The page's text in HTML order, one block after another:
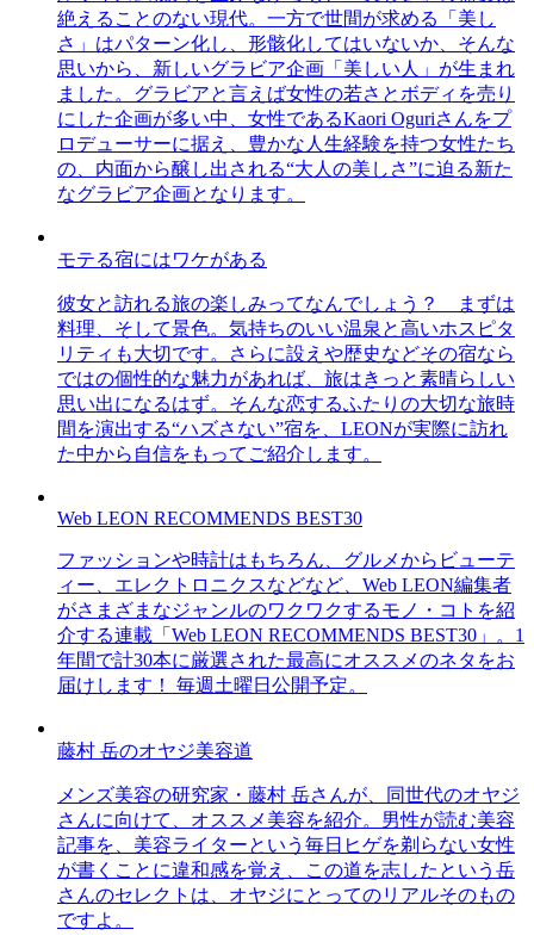
絶えることのない現代。一方で世間が求める「美し
さ」はパターン化し、形骸化してはいないか、そんな
思いから、新しいグラビア企画「美しい人」が生まれ
ました。グラビアと言えば女性の若さとボディを売り
にした企画が多い中、女性であるKaori Oguriさんをプ
ロデューサーに据え、豊かな人生経験を持つ女性たち
の、内面から醸し出される“大人の美しさ”に迫る新た
なグラビア企画となります。
モテる宿にはワケがある
彼女と訪れる旅の楽しみってなんでしょう？ まずは
料理、そして景色。気持ちのいい温泉と高いホスピタ
リティも大切です。さらに設えや歴史などその宿なら
ではの個性的な魅力があれば、旅はきっと素晴らしい
思い出になるはず。そんな恋するふたりの大切な旅時
間を演出する“ハズさない”宿を、LEONが実際に訪れ
た中から自信をもってご紹介します。
Web LEON RECOMMENDS BEST30
ファッションや時計はもちろん、グルメからビューテ
ィー、エレクトロニクスなどなど、Web LEON編集者
がさまざまなジャンルのワクワクするモノ・コトを紹
介する連載「Web LEON RECOMMENDS BEST30」。1
年間で計30本に厳選された最高にオススメのネタをお
届けします！ 毎週土曜日公開予定。
藤村 岳のオヤジ美容道
メンズ美容の研究家・藤村 岳さんが、同世代のオヤジ
さんに向けて、オススメ美容を紹介。男性が読む美容
記事を、美容ライターという毎日ヒゲを剃らない女性
が書くことに違和感を覚え、この道を志したという岳
さんのセレクトは、オヤジにとってのリアルそのもの
ですよ。